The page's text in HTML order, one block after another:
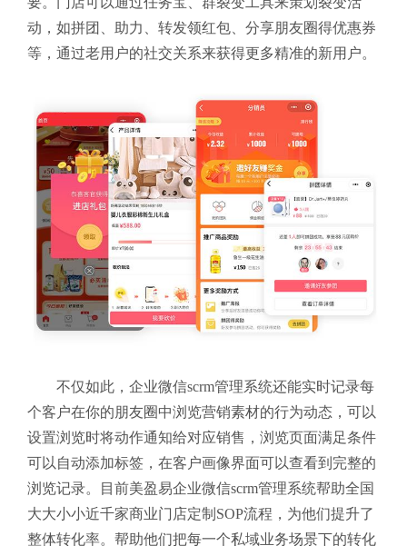
动，如拼团、助力、转发领红包、分享朋友圈得优惠券
等，通过老用户的社交关系来获得更多精准的新用户。
不仅如此，企业微信scrm管理系统还能实时记录每
个客户在你的朋友圈中浏览营销素材的行为动态，可以
设置浏览时将动作通知给对应销售，浏览页面满足条件
可以自动添加标签，在客户画像界面可以查看到完整的
浏览记录。目前美盈易企业微信scrm管理系统帮助全国
大大小小近千家商业门店定制SOP流程，为他们提升了
整体转化率。帮助他们把每一个私域业务场景下的转化